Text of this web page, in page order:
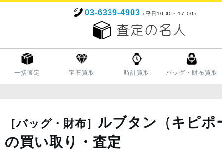
03-6339-4903 （平日10:00～17:00）
一括査定 宝石買取 時計買取 バッグ・財布買取
［バッグ・財布］ ルブタン（キピポ
の買い取り・査定